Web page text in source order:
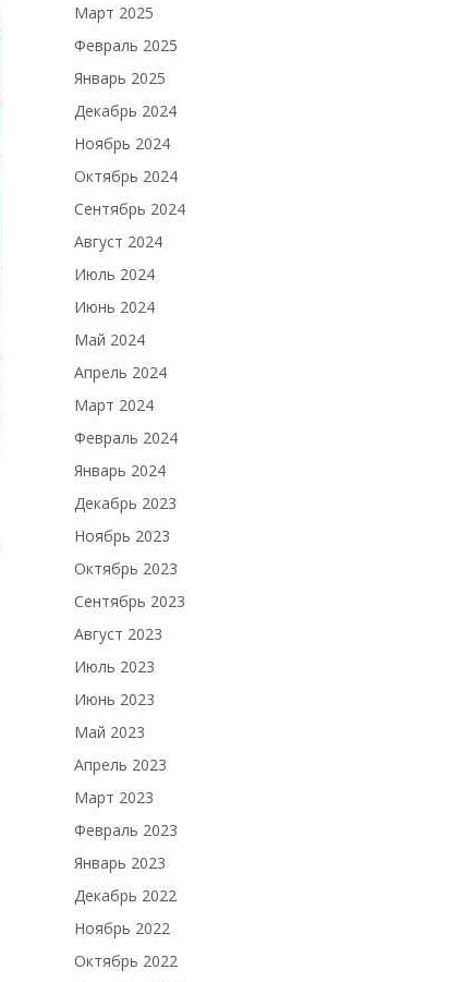
Март 2025
Февраль 2025
Январь 2025
Декабрь 2024
Ноябрь 2024
Октябрь 2024
Сентябрь 2024
Август 2024
Июль 2024
Июнь 2024
Май 2024
Апрель 2024
Март 2024
Февраль 2024
Январь 2024
Декабрь 2023
Ноябрь 2023
Октябрь 2023
Сентябрь 2023
Август 2023
Июль 2023
Июнь 2023
Май 2023
Апрель 2023
Март 2023
Февраль 2023
Январь 2023
Декабрь 2022
Ноябрь 2022
Октябрь 2022